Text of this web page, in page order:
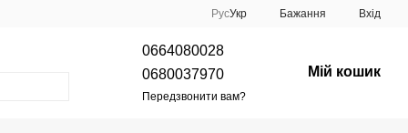
РусУкр Бажання Вхід
0664080028
0680037970
Передзвонити вам?
Мій кошик